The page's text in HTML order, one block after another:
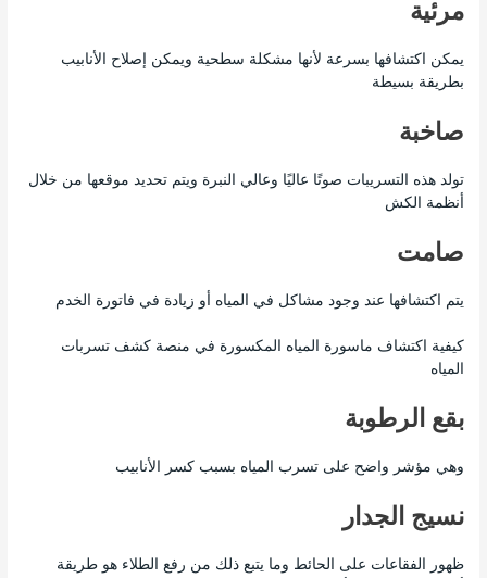
مرئية
يمكن اكتشافها بسرعة لأنها مشكلة سطحية ويمكن إصلاح الأنابيب
بطريقة بسيطة
صاخبة
تولد هذه التسريبات صوتًا عاليًا وعالي النبرة ويتم تحديد موقعها من خلال
أنظمة الكش
صامت
يتم اكتشافها عند وجود مشاكل في المياه أو زيادة في فاتورة الخدم
كيفية اكتشاف ماسورة المياه المكسورة في منصة كشف تسربات
المياه
بقع الرطوبة
وهي مؤشر واضح على تسرب المياه بسبب كسر الأنابيب
نسيج الجدار
ظهور الفقاعات على الحائط وما يتبع ذلك من رفع الطلاء هو طريقة